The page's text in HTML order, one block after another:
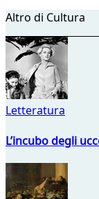
Altro di Cultura
Letteratura
L’incubo degli